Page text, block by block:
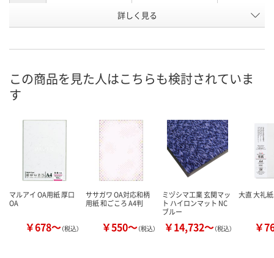
R5-BLブルー R5-Gグリーン
号
お届け日
カゴへ
数量
カゴへ
お取り扱い終
した
詳しく見る
この商品を見た人はこちらも検討されていま
す
マルアイ OA用紙 厚口
OA
￥678～（税込）
ササガワ OA対応和柄
用紙 和ごころ A4判
￥550～（税込）
ミヅシマ工業 玄関マッ
ト ハイロンマット NC
ブルー
￥14,732～（税込）
大直 大礼
￥